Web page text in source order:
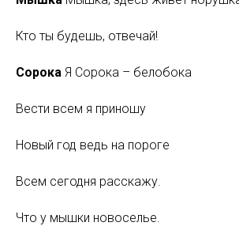
Кто ты будешь, отвечай!
Сорока Я Сорока – белобока
Вести всем я приношу
Новый год ведь на пороге
Всем сегодня расскажу.
Что у мышки новоселье.